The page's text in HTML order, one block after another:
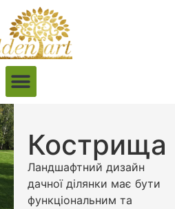
Кострища
Ландшафтний дизайн
дачної ділянки має бути
функціональним та